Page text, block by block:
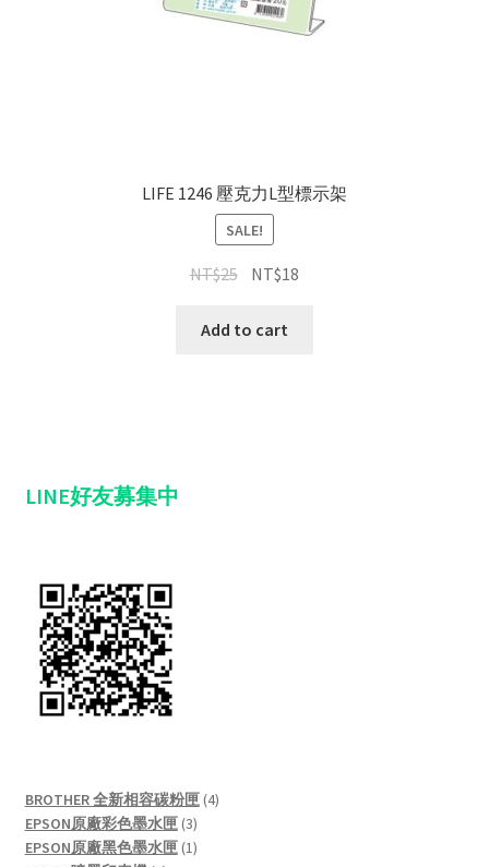
LIFE 1246 壓克力L型標示架
SALE!
NT$25 NT$18
Add to cart
LINE好友募集中
BROTHER 全新相容碳粉匣 44
EPSON原廠彩色墨水匣 33
products
EPSON原廠黑色墨水匣 11